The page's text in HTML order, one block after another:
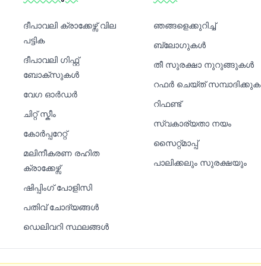
ദീപാവലി ക്രാക്കേഴ്സ് വില
പട്ടിക
ദീപാവലി ഗിഫ്റ്റ്
ബോക്സുകൾ
വേഗ ഓർഡർ
ചിറ്റ് സ്കീം
കോർപ്പറേറ്റ്
മലിനീകരണ രഹിത
ക്രാക്കേഴ്സ്
ഷിപ്പിംഗ് പോളിസി
പതിവ് ചോദ്യങ്ങൾ
ഡെലിവറി സ്ഥലങ്ങൾ
ഞങ്ങളെക്കുറിച്ച്
ബ്ലോഗുകൾ
തീ സുരക്ഷാ നുറുങ്ങുകൾ
റഫർ ചെയ്ത് സമ്പാദിക്കുക
റിഫണ്ട്
സ്വകാര്യതാ നയം
സൈറ്റ്മാപ്പ്
പാലിക്കലും സുരക്ഷയും